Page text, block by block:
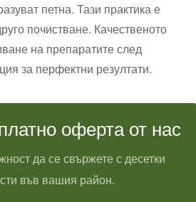
петна. Тази практика е
почистване. Качественото
на препаратите след
за перфектни резултати.
оферта от нас
да се свържете с десетки
във вашия район.